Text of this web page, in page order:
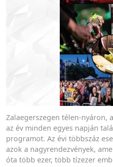
Zalaegerszegen télen-nyáron,
az év minden egyes napján
programot. Az évi többszáz
azok a nagyrendezvények,
óta több ezer, több tízezer